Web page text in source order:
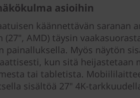
asioihin
käännettävän saranan
(27", AMD) täysin
painalluksella. Myös näytön
kun sitä heijastetaan
tai tabletista.
sisältöä 27" 4K-